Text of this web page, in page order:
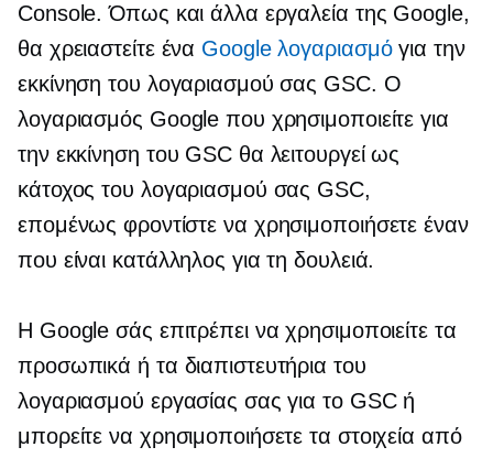
Console. Όπως και άλλα εργαλεία της Google,
θα χρειαστείτε ένα Google λογαριασμόγια την
εκκίνηση του λογαριασμού σας GSC. Ο
λογαριασμός Google που χρησιμοποιείτε για
την εκκίνηση του GSC θα λειτουργεί ως
κάτοχος του λογαριασμού σας GSC,
επομένως φροντίστε να χρησιμοποιήσετε έναν
που είναι κατάλληλος για τη δουλειά.
Η Google σάς επιτρέπει να χρησιμοποιείτε τα
προσωπικά ή τα διαπιστευτήρια του
λογαριασμού εργασίας σας για το GSC ή
μπορείτε να χρησιμοποιήσετε τα στοιχεία από